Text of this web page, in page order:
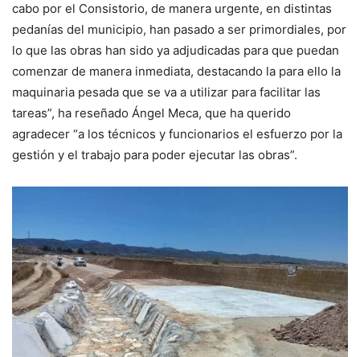
cabo por el Consistorio, de manera urgente, en distintas
pedanías del municipio, han pasado a ser primordiales, por
lo que las obras han sido ya adjudicadas para que puedan
comenzar de manera inmediata, destacando la para ello la
maquinaria pesada que se va a utilizar para facilitar las
tareas”, ha reseñado Ángel Meca, que ha querido
agradecer “a los técnicos y funcionarios el esfuerzo por la
gestión y el trabajo para poder ejecutar las obras”.